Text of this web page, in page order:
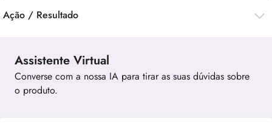
Ação / Resultado
Assistente Virtual
Converse com a nossa IA para tirar as suas dúvidas sobre
o produto.